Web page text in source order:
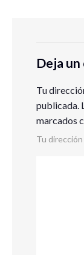
Deja
Tu
publicada.
marcados
Tu